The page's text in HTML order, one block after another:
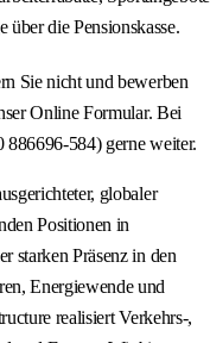
über die Pensionskasse.
Sie nicht und bewerben
Online Formular. Bei
584) gerne weiter.
globaler
Positionen in
starken Präsenz in den
Energiewende und
realisiert Verkehrs-,